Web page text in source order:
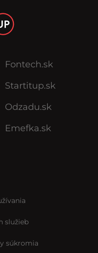
Fontech.sk
Startitup.sk
Odzadu.sk
Emefka.sk
služieb
súkromia